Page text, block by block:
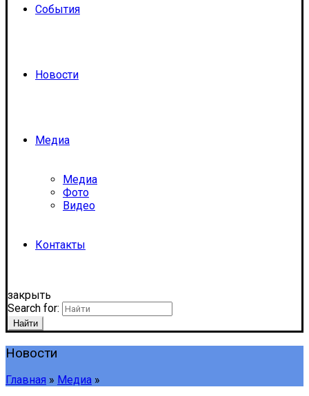
События
Новости
Медиа
Медиа
Фото
Видео
Контакты
закрыть
Search for:
Найти
Новости
Главная » Медиа »